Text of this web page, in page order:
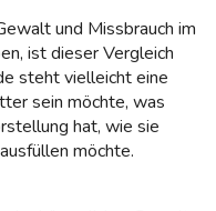
und Missbrauch im
ist dieser Vergleich
steht vielleicht eine
sein möchte, was
hat, wie sie
möchte.